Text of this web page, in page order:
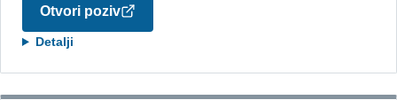
Otvori poziv
Detalji